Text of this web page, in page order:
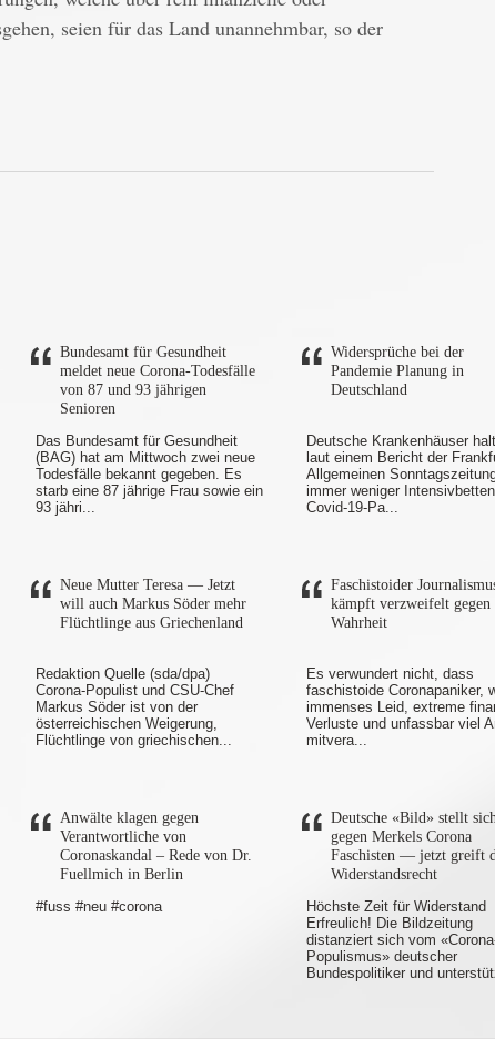
seien für das Land unannehmbar, so der
Bundesamt für Gesundheit
meldet neue Corona-Todesfälle
von 87 und 93 jährigen
Senioren
Das Bundesamt für Gesundheit
(BAG) hat am Mittwoch zwei neue
Todesfälle bekannt gegeben. Es
starb eine 87 jährige Frau sowie ein
93 jähri...
Neue Mutter Teresa — Jetzt
will auch Markus Söder mehr
Flüchtlinge aus Griechenland
Redaktion Quelle (sda/dpa)
Corona-Populist und CSU-Chef
Markus Söder ist von der
österreichischen Weigerung,
Flüchtlinge von griechischen...
Anwälte klagen gegen
Verantwortliche von
Coronaskandal – Rede von Dr.
Fuellmich in Berlin
#fuss #neu #corona
Widersprüche bei der
Pandemie Planung in
Deutschland
Deutsche Krankenhäuser
laut einem Bericht der
Allgemeinen
immer weniger
Covid-19-Pa...
Faschistoider
kämpft verzweifelt gegen
Wahrheit
Es verwundert nicht, dass
faschistoide Coronapaniker,
immenses Leid, extreme
Verluste und unfassbar viel
mitvera...
Deutsche «Bild» stellt
gegen Merkels Corona
Faschisten — jetzt greift
Widerstandsrecht
Höchste Zeit für Widerstand
Erfreulich! Die Bildzeitung
distanziert sich vom
Populismus» deutscher
Bundespolitiker und